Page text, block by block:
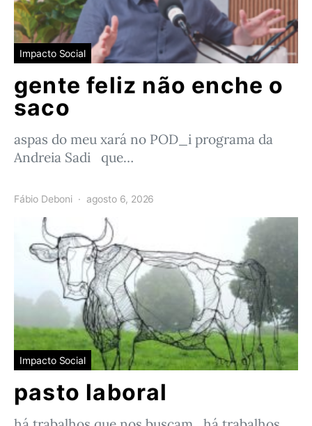
Impacto Social
gente feliz não enche o
saco
aspas do meu xará no POD_i programa da
Andreia Sadi que…
Fábio Deboni agosto 6, 2026
Impacto Social
pasto laboral